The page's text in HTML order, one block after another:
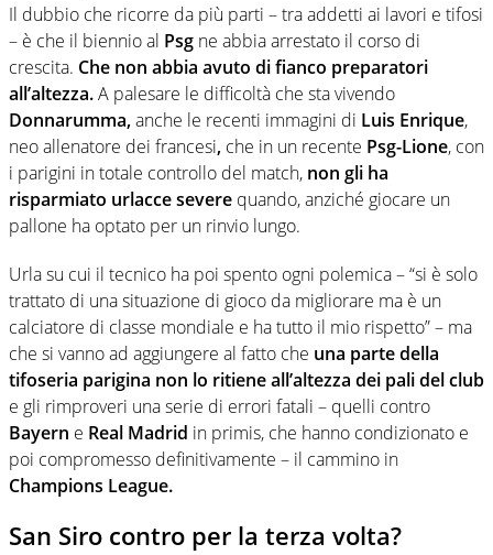
Il dubbio che ricorre da più parti – tra addetti ai lavori e tifosi
– è che il biennio al Psg ne abbia arrestato il corso di
crescita. Che non abbia avuto di fianco preparatori
all’altezza.A palesare le difficoltà che sta vivendo
Donnarumma,anche le recenti immagini di Luis Enrique,
neo allenatore dei francesi, che in un recente Psg-Lione, con
i parigini in totale controllo del match, non gli ha
risparmiato urlacce severe quando, anziché giocare un
pallone ha optato per un rinvio lungo.
Urla su cui il tecnico ha poi spento ogni polemica – “si è solo
trattato di una situazione di gioco da migliorare ma è un
calciatore di classe mondiale e ha tutto il mio rispetto” – ma
che si vanno ad aggiungere al fatto che una parte della
tifoseria parigina non lo ritiene all’altezza dei pali del club
e gli rimproveri una serie di errori fatali – quelli contro
Bayern e Real Madrid in primis, che hanno condizionato e
poi compromesso definitivamente – il cammino in
Champions League.
San Siro contro per la terza volta?